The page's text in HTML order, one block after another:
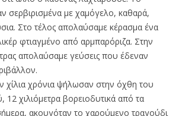
σερβιρισμένα με χαμόγελο, καθαρά,
Στο τέλος απολαύσαμε κέρασμα ένα
φτιαγμένο από αρμπαρόριζα. Στην
απολαύσαμε γεύσεις που έδεναν
χίλια χρόνια ψήλωσαν στην όχθη του
12 χιλιόμετρα βορειοδυτικά από τα
ακουγόταν το χαρούμενο τραγούδι